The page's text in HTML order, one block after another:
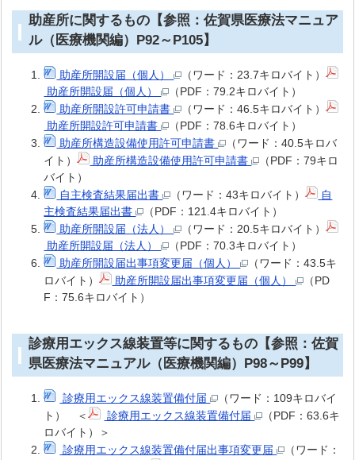
助産所に関するもの【参照：佐賀県医療法マニュア
ル（医療機関編）P92～P105】
助産所開設届（個人）
（ワード：23.7キロバイト）
助産所開設届（個人）
（PDF：79.2キロバイト）
助産所開設許可申請書
（ワード：46.5キロバイト）
助産所開設許可申請書
（PDF：78.6キロバイト）
助産所構造設備使用許可申請書
（ワード：40.5キロバ
イト）
助産所構造設備使用許可申請書
（PDF：79キロ
バイト）
自主検査結果届出書
（ワード：43キロバイト）
自
主検査結果届出書
（PDF：121.4キロバイト）
助産所開設届（法人）
（ワード：20.5キロバイト）
助産所開設届（法人）
（PDF：70.3キロバイト）
助産所開設届出事項変更届（個人）
（ワード：43.5キ
ロバイト）
助産所開設届出事項変更届（個人）
（PD
F：75.6キロバイト）
診療用エックス線装置等に関するもの【参照：佐賀
県医療法マニュアル（医療機関編）P98～P99】
診療用エックス線装置備付届
（ワード：109キロバイ
ト） ＜
診療用エックス線装置備付届
（PDF：63.6キ
ロバイト）＞
診療用エックス線装置備付届出事項変更届
（ワード：